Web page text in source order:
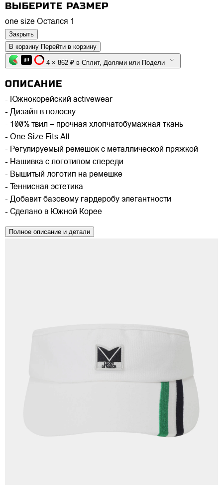
ВЫБЕРИТЕ РАЗМЕР
one size Остался 1
Закрыть
В корзину Перейти в корзину
4 × 862 ₽ в Сплит, Долями или Подели
ОПИСАНИЕ
- Южнокорейский activewear
- Дизайн в полоску
- 100% твил – прочная хлопчатобумажная ткань
- One Size Fits All
- Регулируемый ремешок с металлической пряжкой
- Нашивка с логотипом спереди
- Вышитый логотип на ремешке
- Теннисная эстетика
- Добавит базовому гардеробу элегантности
- Сделано в Южной Корее
Полное описание и детали